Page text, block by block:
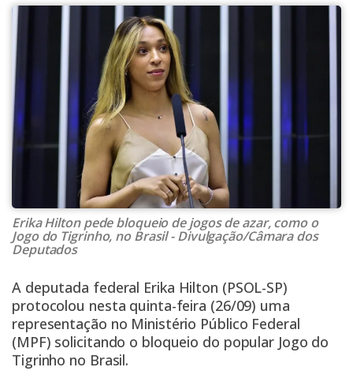
Erika Hilton pede bloqueio de jogos de azar, como o
Jogo do Tigrinho, no Brasil - Divulgação/Câmara dos
Deputados
A deputada federal Erika Hilton (PSOL-SP)
protocolou nesta quinta-feira (26/09) uma
representação no Ministério Público Federal
(MPF) solicitando o bloqueio do popular Jogo do
Tigrinho no Brasil.